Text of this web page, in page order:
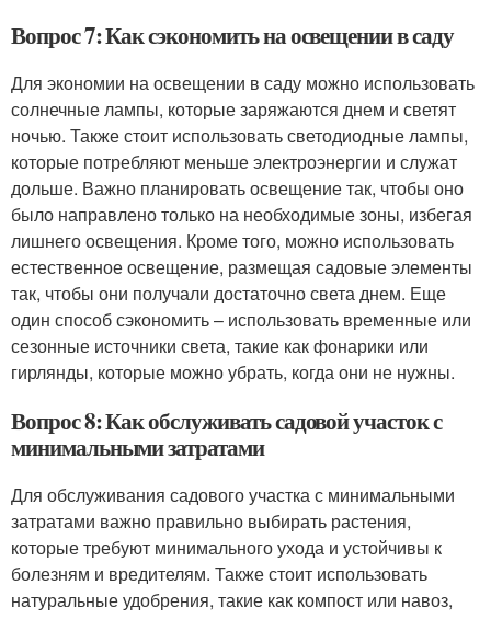
Вопрос 7: Как сэкономить на освещении в саду
Для экономии на освещении в саду можно использовать
солнечные лампы, которые заряжаются днем и светят
ночью. Также стоит использовать светодиодные лампы,
которые потребляют меньше электроэнергии и служат
дольше. Важно планировать освещение так, чтобы оно
было направлено только на необходимые зоны, избегая
лишнего освещения. Кроме того, можно использовать
естественное освещение, размещая садовые элементы
так, чтобы они получали достаточно света днем. Еще
один способ сэкономить – использовать временные или
сезонные источники света, такие как фонарики или
гирлянды, которые можно убрать, когда они не нужны.
Вопрос 8: Как обслуживать садовой участок с
минимальными затратами
Для обслуживания садового участка с минимальными
затратами важно правильно выбирать растения,
которые требуют минимального ухода и устойчивы к
болезням и вредителям. Также стоит использовать
натуральные удобрения, такие как компост или навоз,